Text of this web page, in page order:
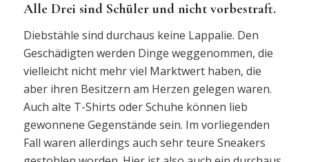
Alle Drei sind Schüler und nicht vorbestraft.
Diebstähle sind durchaus keine Lappalie. Den
Geschädigten werden Dinge weggenommen, die
vielleicht nicht mehr viel Marktwert haben, die
aber ihren Besitzern am Herzen gelegen waren.
Auch alte T-Shirts oder Schuhe können lieb
gewonnene Gegenstände sein. Im vorliegenden
Fall waren allerdings auch sehr teure Sneakers